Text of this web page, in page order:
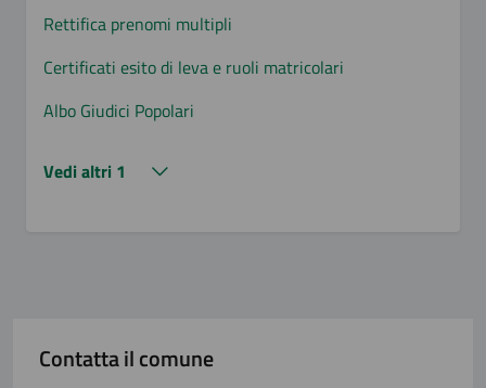
Rettifica prenomi multipli
Certificati esito di leva e ruoli matricolari
Albo Giudici Popolari
Vedi altri 1
Contatta il comune